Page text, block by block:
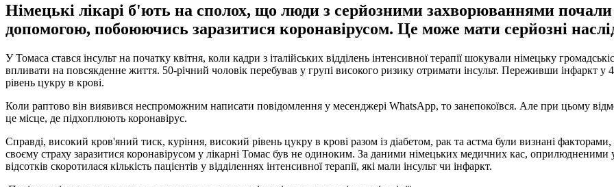
Німецькі лікарі б'ють на сполох, що люди з серйозними захворюваннями
допомогою, побоюючись заразитися коронавірусом. Це може мати серйозні
У Томаса стався інсульт на початку квітня, коли кадри з італійських відділень інтенсивної терапії шокували німецьку
впливати на повсякденне життя. 50-річний чоловік перебував у групі високого ризику отримати інсульт. Переживши інфаркт у
рівень цукру в крові.
Коли раптово він виявився неспроможним написати повідомлення у месенджері WhatsApp, то занепокоївся. Але при цьому
це місце, де підхоплюють коронавірус.
Справді, високий кров'яний тиск, куріння, високий рівень цукру в крові разом із діабетом, рак та астма були визнані
своєму страху заразитися коронавірусом у лікарні Томас був не одиноким. За даними німецьких медичних кас, оприлюдненими у
відсотків скоротилася кількість пацієнтів у відділеннях інтенсивної терапії, які мали інсульт чи інфаркт.